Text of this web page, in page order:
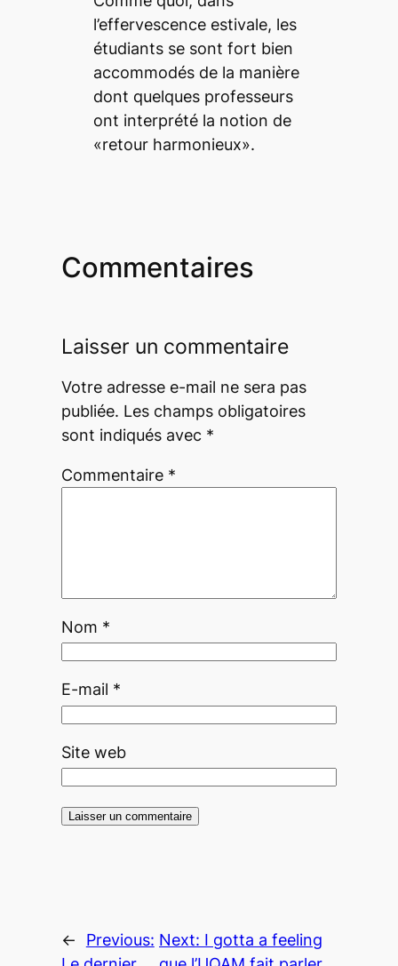
l’effervescence estivale, les
étudiants se sont fort bien
accommodés de la manière
dont quelques professeurs
ont interprété la notion de
«retour harmonieux».
Commentaires
Laisser un commentaire
Votre adresse e-mail ne sera pas
publiée. Les champs obligatoires
sont indiqués avec *
Commentaire *
Nom *
E-mail *
Site web
←
Previous: Next: I gotta a feeling